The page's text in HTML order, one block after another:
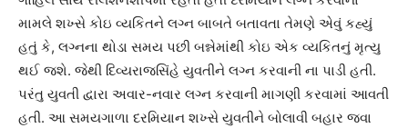
મામલે શખ્સે કોઇ વ્યકિતને લગ્ન બાબતે બતાવતા તેમણે એવું કહ્યું
હતું કે, લગ્નના થોડા સમય પછી બન્નેમાંથી કોઇ એક વ્યકિતનું મૃત્યુ
થઈ જશે. જેથી દિવ્યરાજસિંહે યુવતીને લગ્ન કરવાની ના પાડી હતી.
પરંતુ યુવતી દ્વારા અવાર-નવાર લગ્ન કરવાની માગણી કરવામાં આવતી
હતી. આ સમયગાળા દરમિયાન શખ્સે યુવતીને બોલાવી બહાર જવા